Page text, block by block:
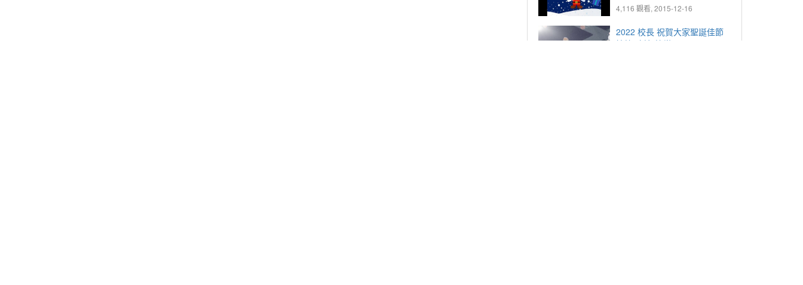
4,116 觀看, 2015-12-16
2022 校長 祝賀大家聖誕佳節
愉快&新年快樂 !!